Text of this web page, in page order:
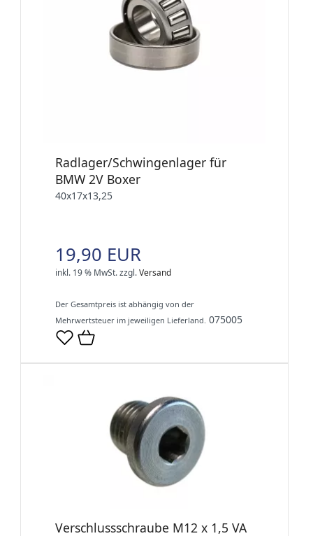
Radlager/Schwingenlager für
BMW 2V Boxer
40x17x13,25
19,90 EUR
inkl. 19 % MwSt.zzgl.Versand
Der Gesamtpreis ist abhängig von der
Mehrwertsteuer im jeweiligen Lieferland. 075005
Verschlussschraube M12 x 1,5 VA